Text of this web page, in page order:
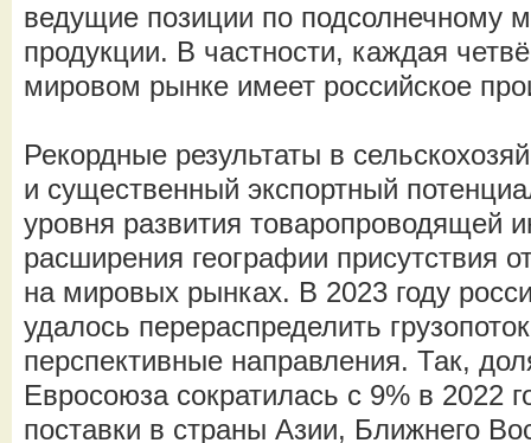
ведущие позиции по подсолнечному
продукции. В частности, каждая
мировом рынке имеет российское
Рекордные результаты в
и существенный экспортный
уровня развития товаропроводящей
расширения географии присутствия
на мировых рынках. В 2023 году
удалось перераспределить
перспективные направления. Так,
Евросоюза сократилась с 9% в 2022
поставки в страны Азии, Ближнего